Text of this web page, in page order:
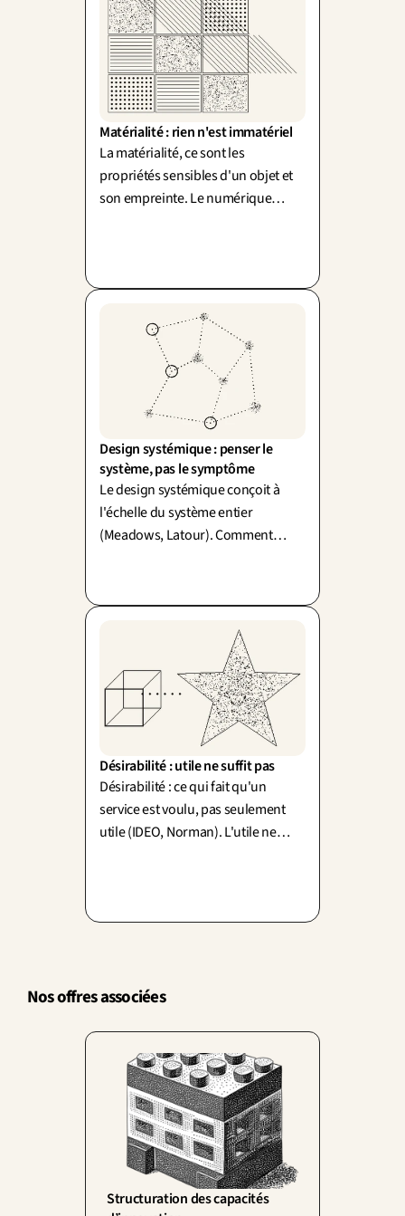
Matérialité : rien n'est immatériel
La matérialité, ce sont les
propriétés sensibles d'un objet et
son empreinte. Le numérique
Design systémique : penser le
système, pas le symptôme
Le design systémique conçoit à
l'échelle du système entier
(Meadows, Latour). Comment
Désirabilité : utile ne suffit pas
Désirabilité : ce qui fait qu'un
service est voulu, pas seulement
utile (IDEO, Norman). L'utile ne
Nos offres associées
Structuration des capacités